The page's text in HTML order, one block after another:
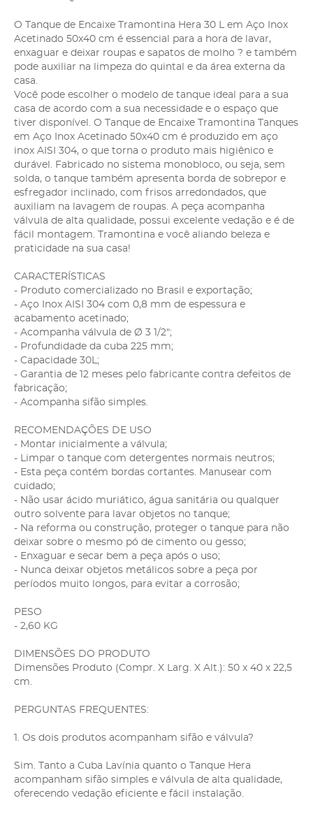
O Tanque de Encaixe Tramontina Hera 30 L em Aço Inox
Acetinado 50x40 cm é essencial para a hora de lavar,
enxaguar e deixar roupas e sapatos de molho ? e também
pode auxiliar na limpeza do quintal e da área externa da
casa.
Você pode escolher o modelo de tanque ideal para a sua
casa de acordo com a sua necessidade e o espaço que
tiver disponível. O Tanque de Encaixe Tramontina Tanques
em Aço Inox Acetinado 50x40 cm é produzido em aço
inox AISI 304, o que torna o produto mais higiênico e
durável. Fabricado no sistema monobloco, ou seja, sem
solda, o tanque também apresenta borda de sobrepor e
esfregador inclinado, com frisos arredondados, que
auxiliam na lavagem de roupas. A peça acompanha
válvula de alta qualidade, possui excelente vedação e é de
fácil montagem. Tramontina e você aliando beleza e
praticidade na sua casa!
CARACTERÍSTICAS
- Produto comercializado no Brasil e exportação;
- Aço Inox AISI 304 com 0,8 mm de espessura e
acabamento acetinado;
- Acompanha válvula de Ø 3 1/2";
- Profundidade da cuba 225 mm;
- Capacidade 30L;
- Garantia de 12 meses pelo fabricante contra defeitos de
fabricação;
- Acompanha sifão simples.
RECOMENDAÇÕES DE USO
- Montar inicialmente a válvula;
- Limpar o tanque com detergentes normais neutros;
- Esta peça contém bordas cortantes. Manusear com
cuidado;
- Não usar ácido muriático, água sanitária ou qualquer
outro solvente para lavar objetos no tanque;
- Na reforma ou construção, proteger o tanque para não
deixar sobre o mesmo pó de cimento ou gesso;
- Enxaguar e secar bem a peça após o uso;
- Nunca deixar objetos metálicos sobre a peça por
períodos muito longos, para evitar a corrosão;
PESO
- 2,60 KG
DIMENSÕES DO PRODUTO
Dimensões Produto (Compr. X Larg. X Alt.): 50 x 40 x 22,5
cm.
PERGUNTAS FREQUENTES:
1. Os dois produtos acompanham sifão e válvula?
Sim. Tanto a Cuba Lavínia quanto o Tanque Hera
acompanham sifão simples e válvula de alta qualidade,
oferecendo vedação eficiente e fácil instalação.